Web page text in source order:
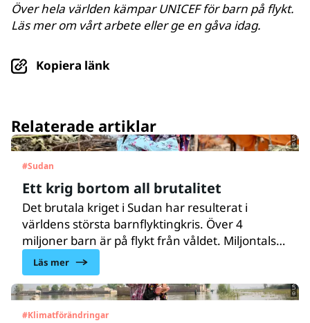
Över hela världen kämpar UNICEF för barn på flykt.
Läs mer om vårt arbete eller ge en gåva idag.
Kopiera länk
Relaterade artiklar
#Sudan
Ett krig bortom all brutalitet
Det brutala kriget i Sudan har resulterat i
världens största barnflyktingkris. Över 4
miljoner barn är på flykt från våldet. Miljontals
barn är uttorkade och lider av allvarlig
undernäring. Och då har den årliga
svältperioden inte ens börjat.
Läs mer
#Klimatförändringar